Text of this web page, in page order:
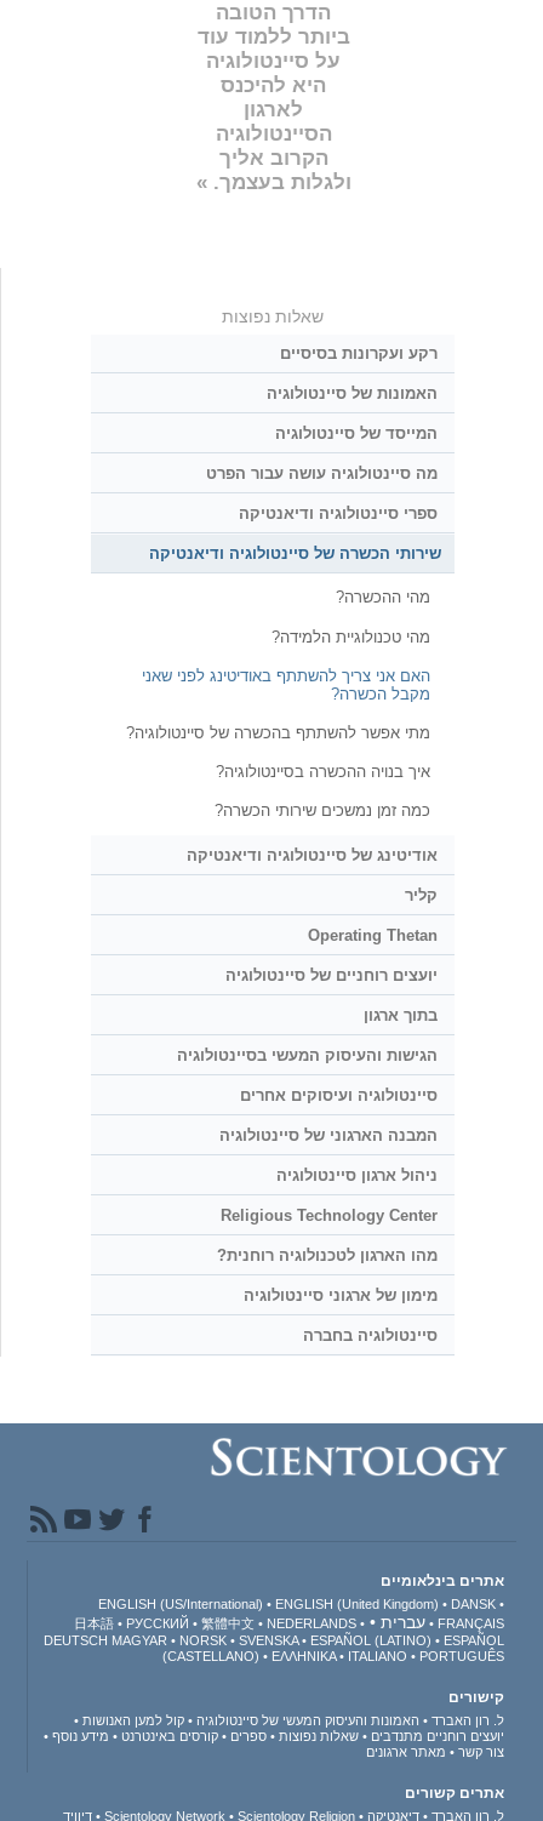
הדרך הטובה
ביותר ללמוד עוד
על סיינטולוגיה
היא להיכנס
לארגון
הסיינטולוגיה
הקרוב אליך
ולגלות בעצמך. »
שאלות נפוצות
רקע ועקרונות בסיסיים
האמונות של סיינטולוגיה
המייסד של סיינטולוגיה
מה סיינטולוגיה עושה עבור הפרט
ספרי סיינטולוגיה ודיאנטיקה
שירותי הכשרה של סיינטולוגיה ודיאנטיקה
מהי ההכשרה?
מהי טכנולוגיית הלמידה?
האם אני צריך להשתתף באודיטינג לפני שאני
מקבל הכשרה?
מתי אפשר להשתתף בהכשרה של סיינטולוגיה?
איך בנויה ההכשרה בסיינטולוגיה?
כמה זמן נמשכים שירותי הכשרה?
אודיטינג של סיינטולוגיה ודיאנטיקה
קליר
Operating Thetan
יועצים רוחניים של סיינטולוגיה
בתוך ארגון
הגישות והעיסוק המעשי בסיינטולוגיה
סיינטולוגיה ועיסוקים אחרים
המבנה הארגוני של סיינטולוגיה
ניהול ארגון סיינטולוגיה
Religious Technology Center
מהו הארגון לטכנולוגיה רוחנית?
מימון של ארגוני סיינטולוגיה
סיינטולוגיה בחברה
אתרים בינלאומיים
ENGLISH (US/International) ENGLISH (United Kingdom)
DANSK
FRANÇAIS
עברית 日本語 РУССКИЙ 繁體中文
NEDERLANDS
DEUTSCH MAGYAR NORSK SVENSKA ESPAÑOL (LATINO)
ESPAÑOL
(CASTELLANO)
ΕΛΛΗΝΙΚA ITALIANO PORTUGUÊS
קישורים
ל. רון האברד האמונות והעיסוק המעשי של סיינטולוגיה
קול למען האנושות
יועצים רוחניים מתנדבים
שאלות נפוצות ספרים קורסים באינטרנט
מידע נוסף
צור קשר
מאתר ארגונים
אתרים קשורים
ל. רון האברד דיאנטיקה Scientology Network Scientology Religion דיוויד